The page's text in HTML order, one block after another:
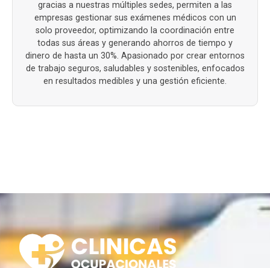
gracias a nuestras múltiples sedes, permiten a las
empresas gestionar sus exámenes médicos con un
solo proveedor, optimizando la coordinación entre
todas sus áreas y generando ahorros de tiempo y
dinero de hasta un 30%. Apasionado por crear entornos
de trabajo seguros, saludables y sostenibles, enfocados
en resultados medibles y una gestión eficiente.